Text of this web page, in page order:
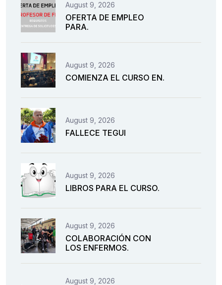
August 9, 2026
OFERTA DE EMPLEO
PARA.
August 9, 2026
COMIENZA EL CURSO EN.
August 9, 2026
FALLECE TEGUI
August 9, 2026
LIBROS PARA EL CURSO.
August 9, 2026
COLABORACIÓN CON
LOS ENFERMOS.
August 9, 2026